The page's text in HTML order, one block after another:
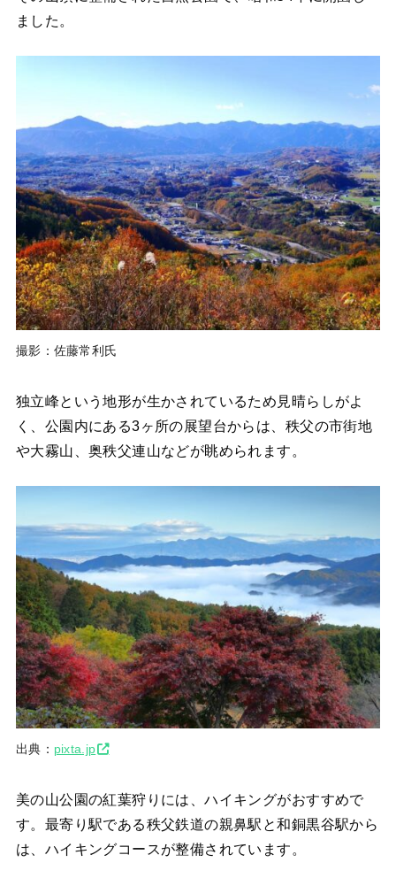
ました。
撮影：佐藤常利氏
独立峰という地形が生かされているため見晴らしがよ
く、公園内にある3ヶ所の展望台からは、秩父の市街地
や大霧山、奥秩父連山などが眺められます。
出典： pixta.jp
美の山公園の紅葉狩りには、ハイキングがおすすめで
す。最寄り駅である秩父鉄道の親鼻駅と和銅黒谷駅から
は、ハイキングコースが整備されています。